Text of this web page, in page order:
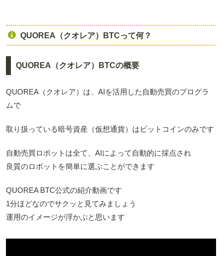
QUOREA（クオレア）BTCって何？
QUOREA（クオレア）BTCの概要
QUOREA（クオレア）は、AIを活用した自動売買のプログラ
ムで
取り扱っている暗号資産（仮想通貨）はビットコインのみです
自動売買ロボットは全て、AIによって自動的に採点され
良質のロボットを簡単に選ぶことができます
QUOREA BTC公式の紹介動画です
1分ほどなのでサクッと見てみましょう
運用のイメージが浮かぶと思います